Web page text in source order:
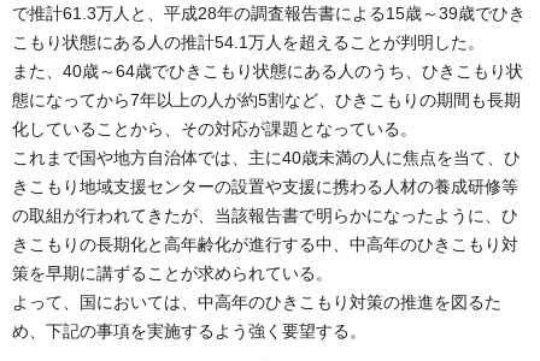
で推計61.3万人と、平成28年の調査報告書による15歳～39歳でひき
こもり状態にある人の推計54.1万人を超えることが判明した。
また、40歳～64歳でひきこもり状態にある人のうち、ひきこもり状
態になってから7年以上の人が約5割など、ひきこもりの期間も長期
化していることから、その対応が課題となっている。
これまで国や地方自治体では、主に40歳未満の人に焦点を当て、ひ
きこもり地域支援センターの設置や支援に携わる人材の養成研修等
の取組が行われてきたが、当該報告書で明らかになったように、ひ
きこもりの長期化と高年齢化が進行する中、中高年のひきこもり対
策を早期に講ずることが求められている。
よって、国においては、中高年のひきこもり対策の推進を図るた
め、下記の事項を実施するよう強く要望する。